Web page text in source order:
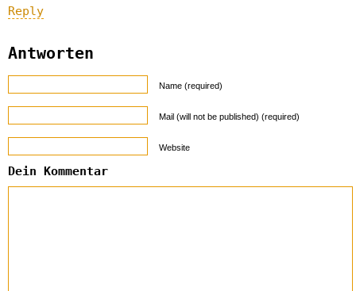
Reply
Antworten
Name (required)
Mail (will not be published) (required)
Website
Dein Kommentar